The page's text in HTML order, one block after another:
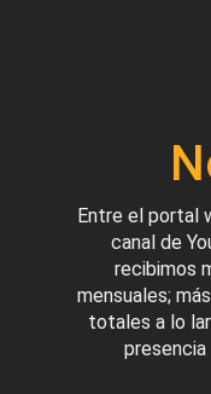
Entre el portal
canal de
recibimos
mensuales;
totales a lo